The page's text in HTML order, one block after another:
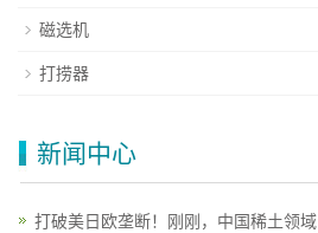
磁选机
打捞器
新闻中心
打破美日欧垄断！刚刚，中国稀土领域